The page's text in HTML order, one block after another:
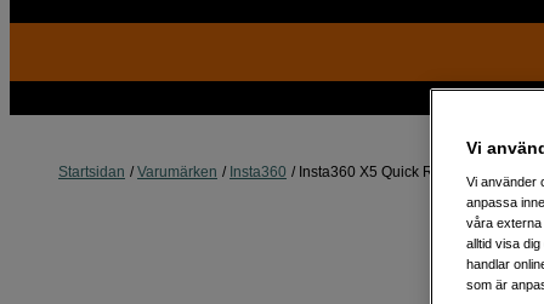
Startsidan Varumärken Insta360 Insta360 X5 Quick Reader
Vi
Vi använder
anpassa
våra externa
alltid visa
handlar
som är